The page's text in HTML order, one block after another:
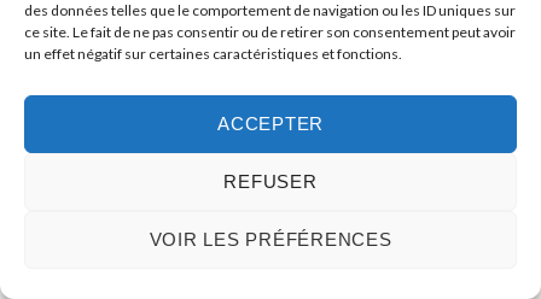
des données telles que le comportement de navigation ou les ID uniques sur
ce site. Le fait de ne pas consentir ou de retirer son consentement peut avoir
un effet négatif sur certaines caractéristiques et fonctions.
ACCEPTER
REFUSER
VOIR LES PRÉFÉRENCES
© 2026 Plusdimmo, All Rights Reserved.